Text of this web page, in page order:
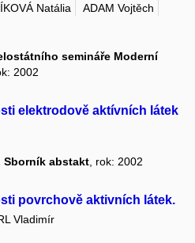
Natália
ADAM Vojtěch
semináře Moderní
2002
elektrodově aktívních látek
Sborník abstakt , rok: 2002
povrchově aktivních látek.
Vladimír